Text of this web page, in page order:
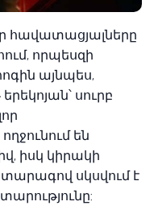
հավատացյալները
որպեսզի
այնպես,
սուրբ
են
իսկ կիրակի
սկսվում է